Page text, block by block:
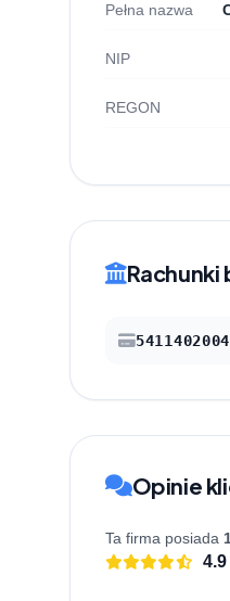
Pełna nazwa
NIP
REGON
Rachunki
Opinie
Ta firma posiada
4.9